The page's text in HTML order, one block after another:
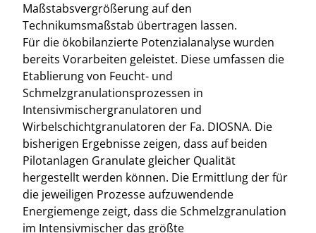
Maßstabsvergrößerung auf den
Technikumsmaßstab übertragen lassen.
Für die ökobilanzierte Potenzialanalyse wurden
bereits Vorarbeiten geleistet. Diese umfassen die
Etablierung von Feucht- und
Schmelzgranulationsprozessen in
Intensivmischergranulatoren und
Wirbelschichtgranulatoren der Fa. DIOSNA. Die
bisherigen Ergebnisse zeigen, dass auf beiden
Pilotanlagen Granulate gleicher Qualität
hergestellt werden können. Die Ermittlung der für
die jeweiligen Prozesse aufzuwendende
Energiemenge zeigt, dass die Schmelzgranulation
im Intensivmischer das größte